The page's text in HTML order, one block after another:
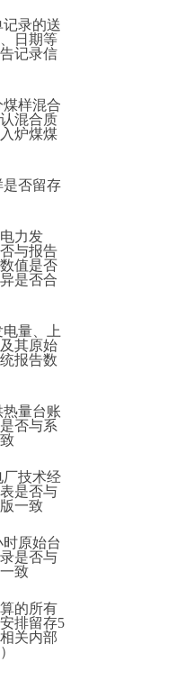
录的送
日期等
记录信
样混合
混合质
炉煤煤
是否留存
力发
与报告
值是否
是否合
量、上
其原始
报告数
量台账
否与系
厂技术经
是否与
一致
原始台
是否与
致
的所有
排留存5
关内部